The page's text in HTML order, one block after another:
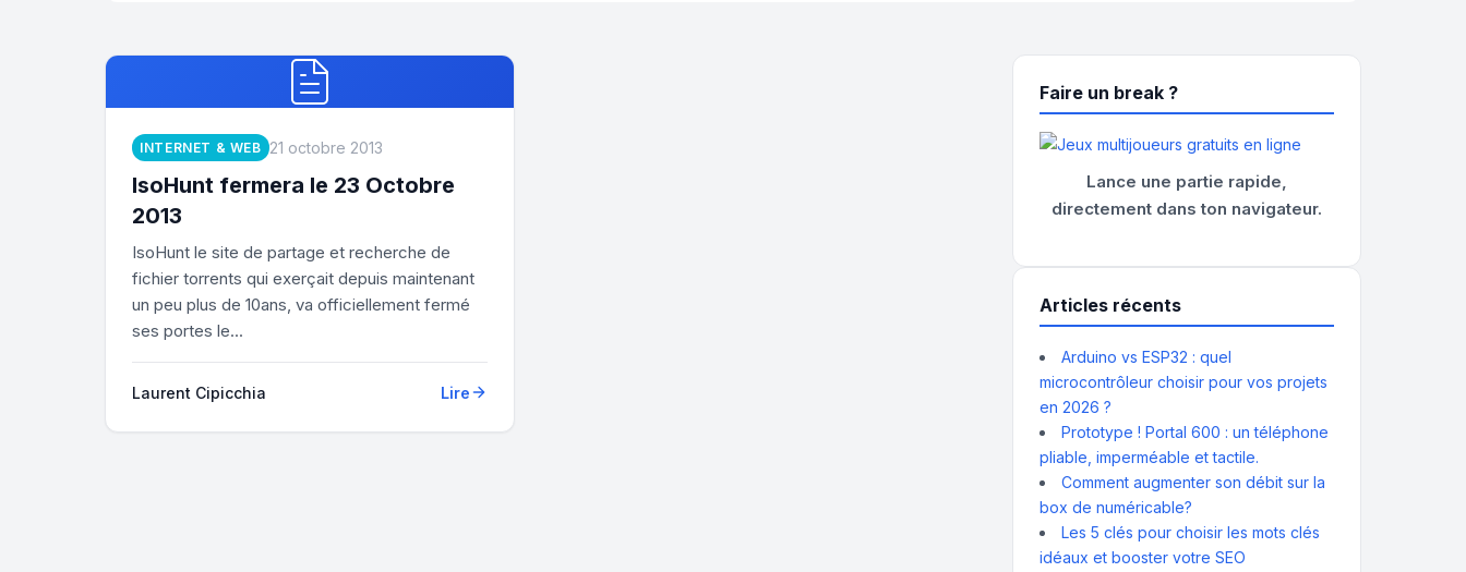
INTERNET & WEB 21 octobre 2013
IsoHunt fermera le 23 Octobre
2013
IsoHunt le site de partage et recherche de
fichier torrents qui exerçait depuis maintenant
un peu plus de 10ans, va officiellement fermé
ses portes le...
Laurent Cipicchia Lire
Faire un break ?
Lance une partie rapide,
directement dans ton navigateur.
Articles récents
Arduino vs ESP32 : quel
microcontrôleur choisir pour vos projets
en 2026 ?
Prototype ! Portal 600 : un téléphone
pliable, imperméable et tactile.
Comment augmenter son débit sur la
box de numéricable?
Les 5 clés pour choisir les mots clés
idéaux et booster votre SEO